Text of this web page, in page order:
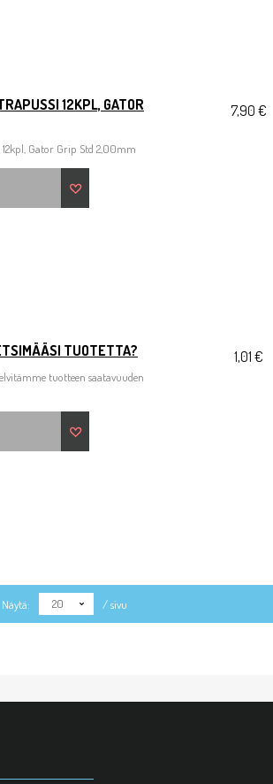
12KPL, GATOR
Gator Grip Std 2,00mm
7,90 €
TUOTETTA?
tuotteen saatavuuden
1,01 €
Näytä: 20 / sivu